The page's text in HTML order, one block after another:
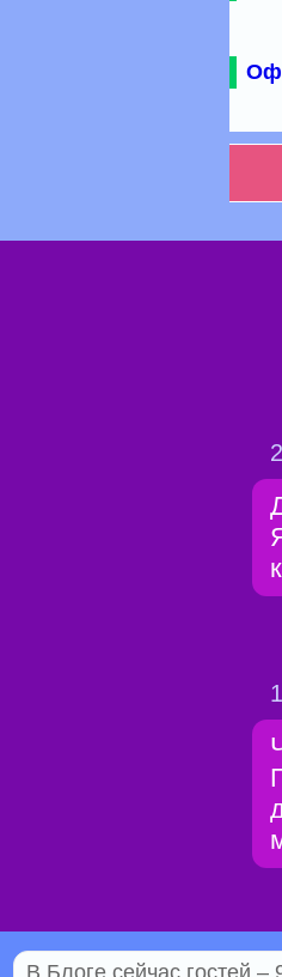
В Блоге сейчас гостей –